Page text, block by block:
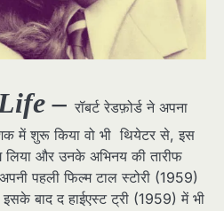
– रॉबर्ट रेडफ़ोर्ड ने अपना
में शुरू किया वो भी थियेटर से, इस
लिया और उनके अभिनय की तारीफ
पहली फिल्म टाल स्टोरी (1959)
इसके बाद द हाईएस्ट ट्री (1959) में भी